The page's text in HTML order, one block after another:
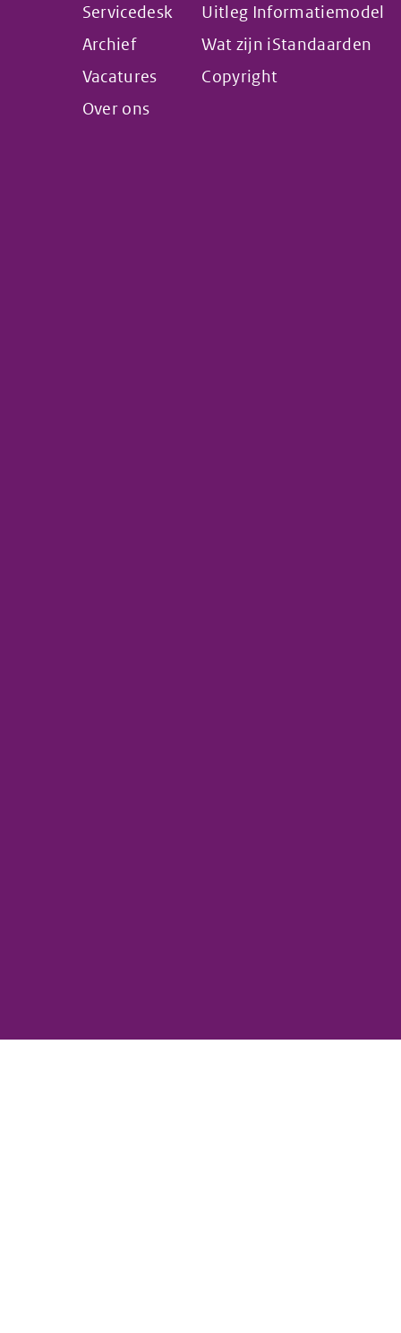
Servicedesk
Archief
Vacatures
Over ons
Uitleg Informatiemodel
Wat zijn iStandaarden
Copyright